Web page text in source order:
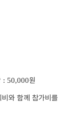
: 50,000원
와 함께 참가비를